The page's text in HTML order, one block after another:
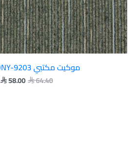
موكيت مكتبي HARMONY-9203
64.40
58.00